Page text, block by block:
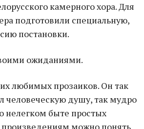
камерного хора. Для
подготовили специальную,
постановки.
ожиданиями.
любимых прозаиков. Он так
человеческую душу, так мудро
нелегком быте простых
произведениям можно понять